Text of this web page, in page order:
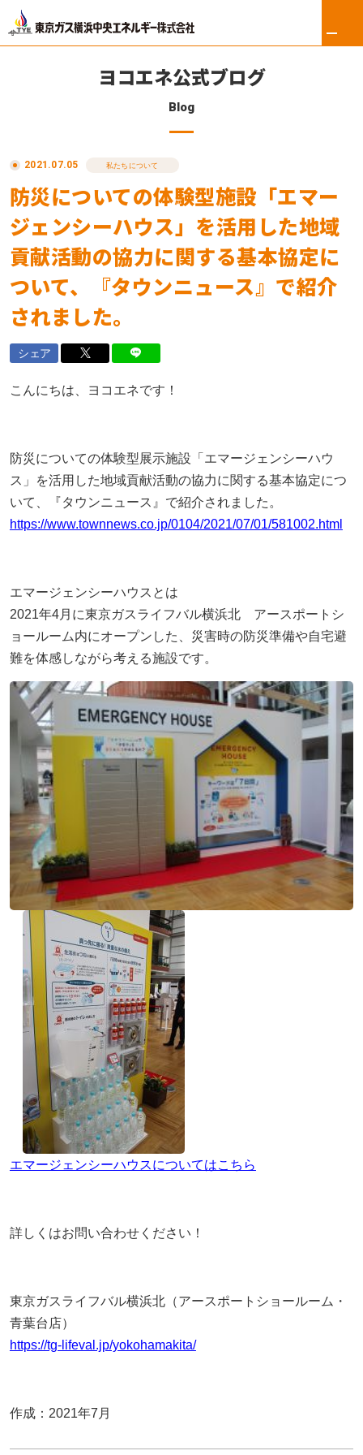
リフォーム
東京ガス修理サービス
東京ガスの電気
ロイヤル会員サービス
法人のお客さま
会社案内
採用情報
店舗・事業所案内
お問い合わせ
ヨコエネ公式ブログ
Blog
2021.07.05 私たちについて
防災についての体験型施設「エマー
ジェンシーハウス」を活用した地域
貢献活動の協力に関する基本協定に
ついて、『タウンニュース』で紹介
されました。
シェア
こんにちは、ヨコエネです！
防災についての体験型展示施設「エマージェンシーハウ
ス」を活用した地域貢献活動の協力に関する基本協定につ
いて、『タウンニュース』で紹介されました。
https://www.townnews.co.jp/0104/2021/07/01/581002.html
エマージェンシーハウスとは
2021年4月に東京ガスライフバル横浜北 アースポートシ
ョールーム内にオープンした、災害時の防災準備や自宅避
難を体感しながら考える施設です。
エマージェンシーハウスについてはこちら
詳しくはお問い合わせください！
東京ガスライフバル横浜北（アースポートショールーム・
青葉台店）
https://tg-lifeval.jp/yokohamakita/
作成：2021年7月